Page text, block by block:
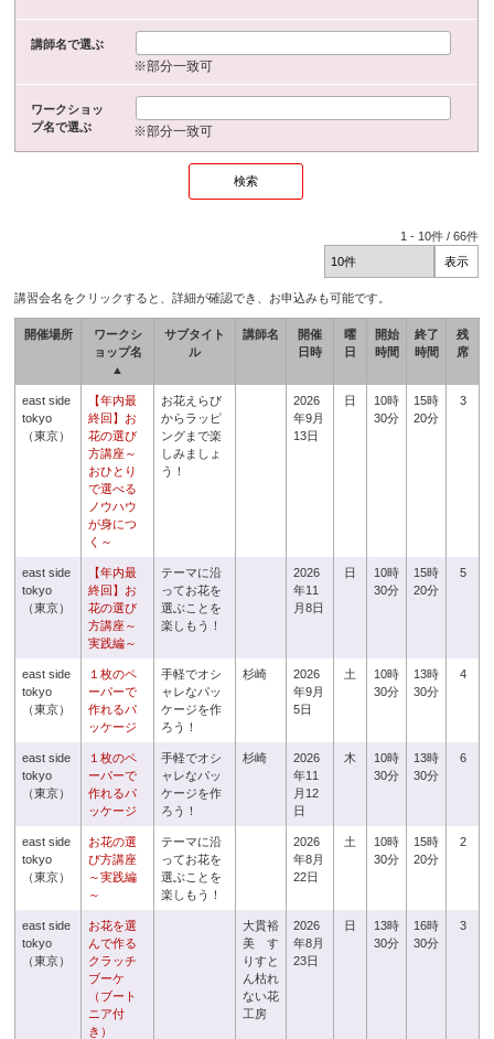
講師名で選ぶ
※部分一致可
ワークショッ
プ名で選ぶ
※部分一致可
1 - 10件 /66件
講習会名をクリックすると、詳細が確認でき、お申込みも可能です。
開催場所
ワークシ
ョップ名
▲
サブタイト
ル
講師名
開催
日時
曜
日
開始
時間
終了
時間
残
席
east side
tokyo
（東京）
【年内最
終回】お
花の選び
方講座～
おひとり
で選べる
ノウハウ
が身につ
く～
お花えらび
からラッピ
ングまで楽
しみましょ
う！
2026
年9月
13日
日
10時
30分
15時
20分
3
east side
tokyo
（東京）
【年内最
終回】お
花の選び
方講座～
実践編～
テーマに沿
ってお花を
選ぶことを
楽しもう！
2026
年11
月8日
日
10時
30分
15時
20分
5
east side
tokyo
（東京）
１枚のペ
ーパーで
作れるパ
ッケージ
手軽でオシ
ャレなパッ
ケージを作
ろう！
杉崎
2026
年9月
5日
土
10時
30分
13時
30分
4
east side
tokyo
（東京）
１枚のペ
ーパーで
作れるパ
ッケージ
手軽でオシ
ャレなパッ
ケージを作
ろう！
杉崎
2026
年11
月12
日
木
10時
30分
13時
30分
6
east side
tokyo
（東京）
お花の選
び方講座
～実践編
～
テーマに沿
ってお花を
選ぶことを
楽しもう！
2026
年8月
22日
土
10時
30分
15時
20分
2
east side
tokyo
（東京）
お花を選
んで作る
クラッチ
ブーケ
（ブート
ニア付
き）
大貫裕
美 す
りすと
ん枯れ
ない花
工房
2026
年8月
23日
日
13時
30分
16時
30分
3